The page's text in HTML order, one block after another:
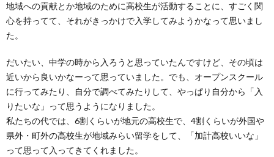
地域への貢献とか地域のために高校生が活動することに、すごく関
心を持ってて、それがきっかけで入学してみようかなって思いまし
た。
だいたい、中学の時から入ろうと思っていたんですけど、その頃は
近いから良いかなーって思っていました。でも、オープンスクール
に行ってみたり、自分で調べてみたりして、やっぱり自分から「 入
りたいな」って思うようになりました。
私たちの代では、6割くらいが地元の高校生で、4割くらいが外国や
県外・町外の高校生が地域みらい留学をして、「加計高校いいな」
って思って入ってきてくれました。